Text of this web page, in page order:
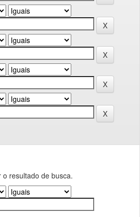
resultado de busca.